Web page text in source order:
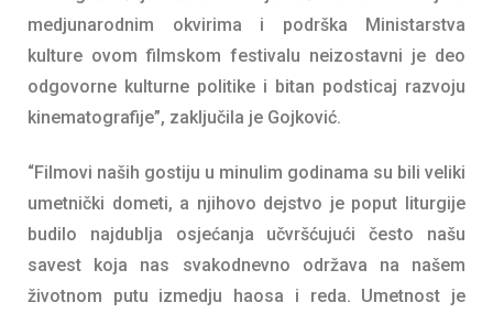
medjunarodnim okvirima i podrška Ministarstva
kulture ovom filmskom festivalu neizostavni je deo
odgovorne kulturne politike i bitan podsticaj razvoju
kinematografije”, zaključila je Gojković.
“Filmovi naših gostiju u minulim godinama su bili veliki
umetnički dometi, a njihovo dejstvo je poput liturgije
budilo najdublja osjećanja učvršćujući često našu
savest koja nas svakodnevno održava na našem
životnom putu izmedju haosa i reda. Umetnost je